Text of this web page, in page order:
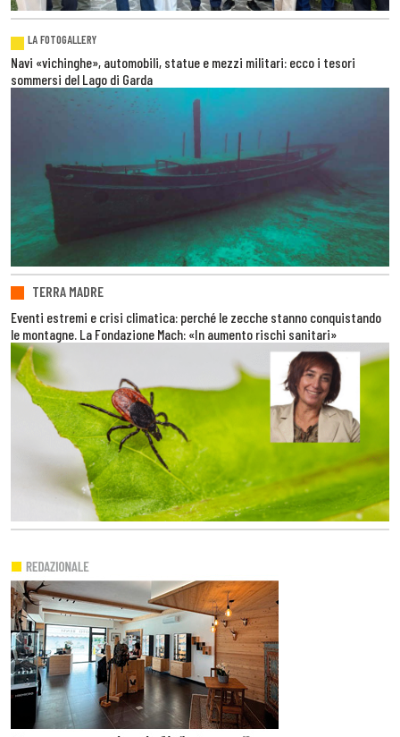
LA FOTOGALLERY
Navi «vichinghe», automobili, statue e mezzi militari: ecco i tesori
sommersi del Lago di Garda
TERRA MADRE
Eventi estremi e crisi climatica: perché le zecche stanno conquistando
le montagne. La Fondazione Mach: «In aumento rischi sanitari»